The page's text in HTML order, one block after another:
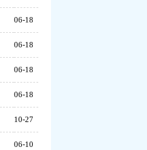
06-18
06-18
06-18
06-18
10-27
06-10